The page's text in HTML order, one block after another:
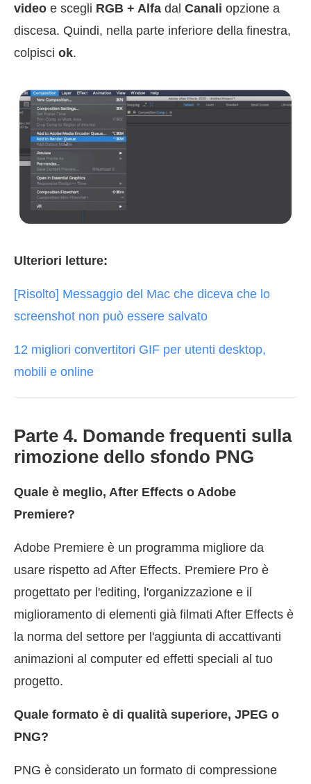
video e scegli RGB + Alfa dal Canali opzione a
discesa. Quindi, nella parte inferiore della finestra,
colpisci ok.
Ulteriori letture:
[Risolto] Messaggio del Mac che diceva che lo
screenshot non può essere salvato
12 migliori convertitori GIF per utenti desktop,
mobili e online
Parte 4. Domande frequenti sulla
rimozione dello sfondo PNG
Quale è meglio, After Effects o Adobe
Premiere?
Adobe Premiere è un programma migliore da
usare rispetto ad After Effects. Premiere Pro è
progettato per l'editing, l'organizzazione e il
miglioramento di elementi già filmati After Effects è
la norma del settore per l'aggiunta di accattivanti
animazioni al computer ed effetti speciali al tuo
progetto.
Quale formato è di qualità superiore, JPEG o
PNG?
PNG è considerato un formato di compressione